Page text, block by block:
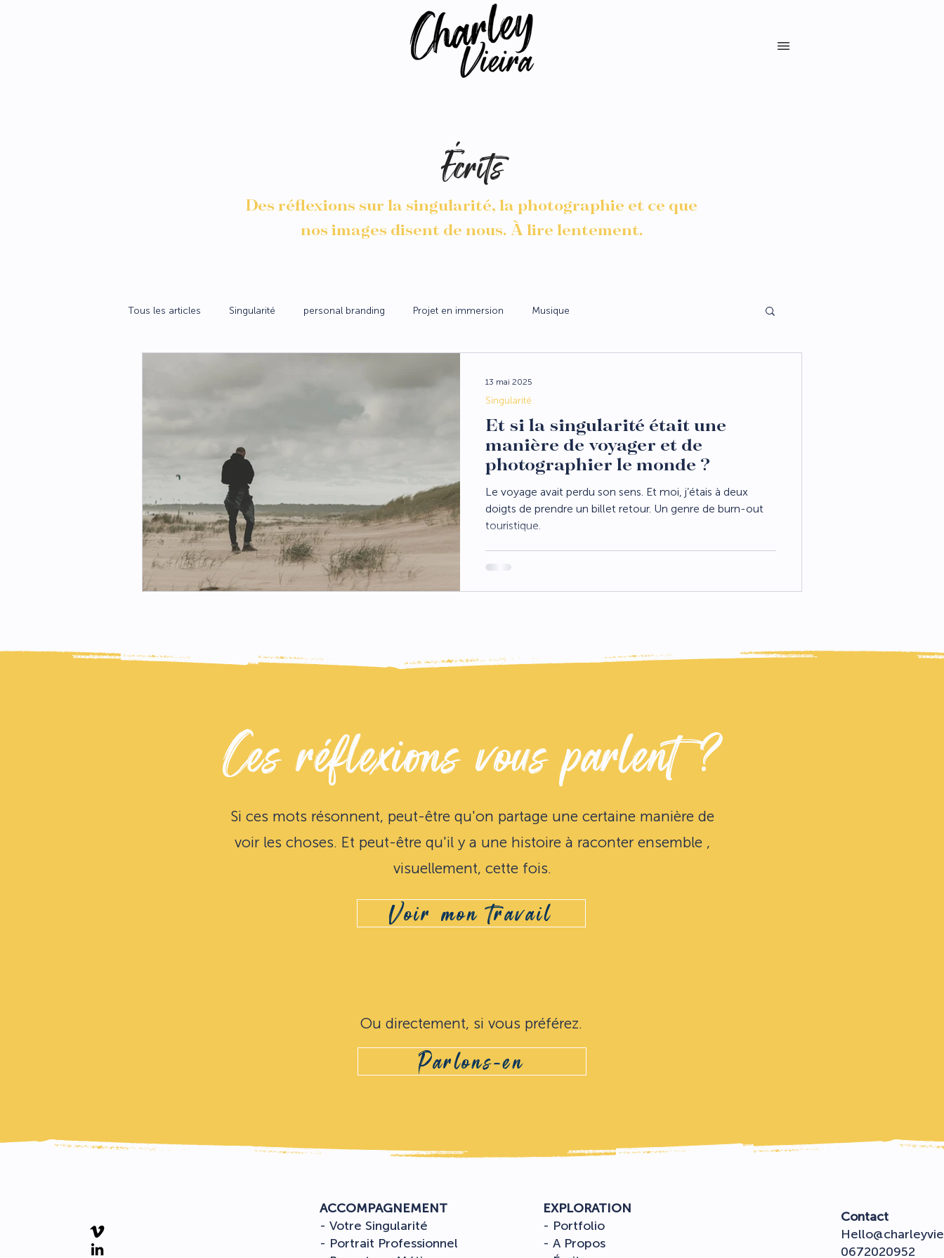
Écrits
Des réflexions sur la singularité, la photographie et ce que
nos images disent de nous. À lire lentement.
Tous les articles Singularité personal branding Projet en immersion Musique
Et si la singularité était une
manière de voyager et de
photographier le monde ?
Le voyage avait perdu son sens. Et moi, j’étais à deux
doigts de prendre un billet retour. Un genre de burn-out
touristique.
Singularité
13 mai 2025
Ces réflexions vous parlent ?
Si ces mots résonnent, peut-être qu'on partage une certaine manière de
voir les choses. Et peut-être qu'il y a une histoire à raconter ensemble ,
visuellement, cette fois.
Voir mon travail
Ou directement, si vous préférez.
Parlons-en
ACCOMPAGNEMENT
- Votre Singularité
- Portrait Professionnel
EXPLORATION
- Portfolio
- A Propos
Contact
0672020952